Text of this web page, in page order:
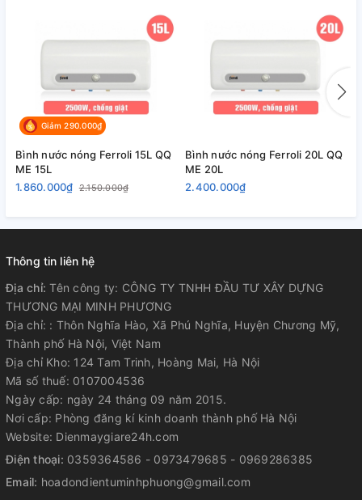
Giảm 290.000₫
Bình nước nóng Ferroli 15L QQ
ME 15L
1.860.000₫ 2.150.000₫
Bình nước nóng Ferroli 20L QQ
ME 20L
2.400.000₫
Thông tin liên hệ
Địa chỉ:Tên công ty: CÔNG TY TNHH ĐẦU TƯ XÂY DỰNG
THƯƠNG MẠI MINH PHƯƠNG
Địa chỉ: : Thôn Nghĩa Hào, Xã Phú Nghĩa, Huyện Chương Mỹ,
Thành phố Hà Nội, Việt Nam
Địa chỉ Kho: 124 Tam Trinh, Hoàng Mai, Hà Nội
Mã số thuế: 0107004536
Ngày cấp: ngày 24 tháng 09 năm 2015.
Nơi cấp: Phòng đăng kí kinh doanh thành phố Hà Nội
Website: Dienmaygiare24h.com
Điện thoại: 0359364586 - 0973479685 - 0969286385
Email: hoadondientuminhphuong@gmail.com